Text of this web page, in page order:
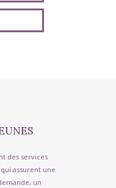
des services
assurent une
un